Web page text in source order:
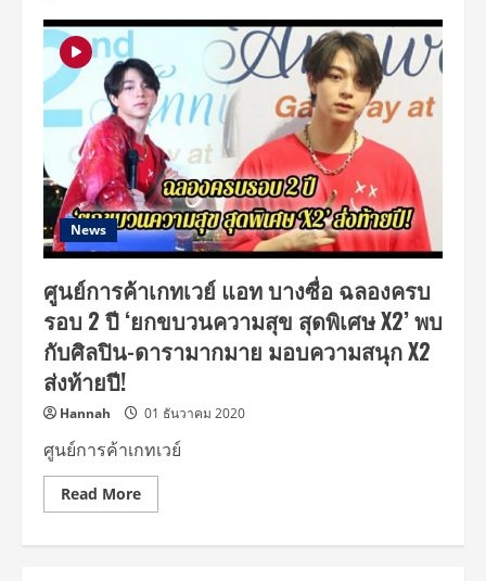
News
ศูนย์การค้าเกทเวย์ แอท บางซื่อ ฉลองครบ
รอบ 2 ปี ‘ยกขบวนความสุข สุดพิเศษ X2’ พบ
กับศิลปิน-ดารามากมาย มอบความสนุก X2
ส่งท้ายปี!
Hannah 01 ธันวาคม 2020
ศูนย์การค้าเกทเวย์
Read MoreRead
more